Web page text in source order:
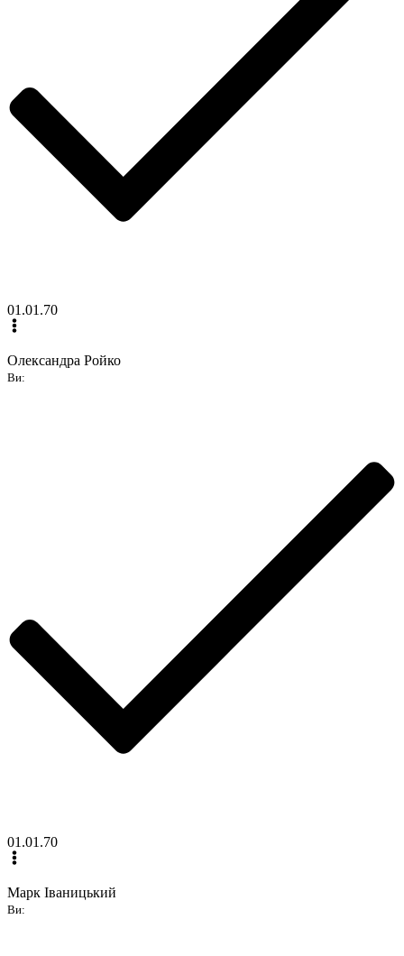
01.01.70
Олександра Ройко
Ви:
01.01.70
Марк Іваницький
Ви: